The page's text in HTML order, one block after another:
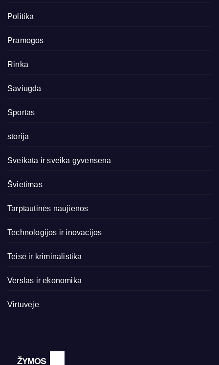
Politika
Pramogos
Rinka
Saviugda
Sportas
storija
Sveikata ir sveika gyvensena
Švietimas
Tarptautinės naujienos
Technologijos ir inovacijos
Teisė ir kriminalistika
Verslas ir ekonomika
Virtuvėje
ŽYMOS